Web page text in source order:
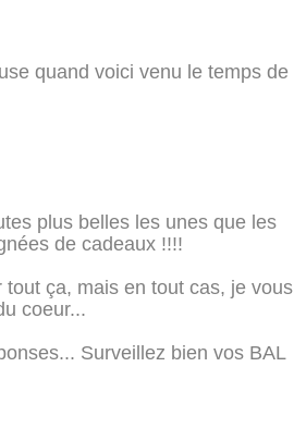
quand voici venu le temps de
plus belles les unes que les
de cadeaux !!!!
ça, mais en tout cas, je vous
coeur...
Surveillez bien vos BAL